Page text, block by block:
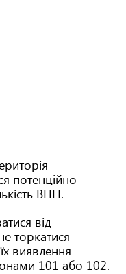
потенційно
ВНП.
від
торкатися
виявлення
101 або 102.